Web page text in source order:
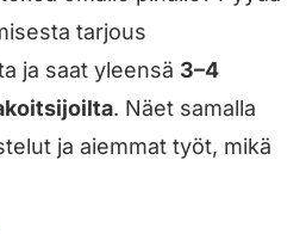
tarjous
ja saat yleensä 3–4
. Näet samalla
ja aiemmat työt, mikä